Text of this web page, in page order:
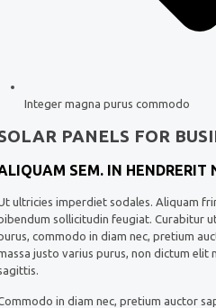
Integer magna purus commodo
PANELS FOR
SEM. IN HENDRERIT
ultricies imperdiet sodales. Aliquam
bibendum sollicitudin feugiat. Curabitur
commodo in diam nec, pretium
justo varius purus, non dictum elit
in diam nec, pretium auctor